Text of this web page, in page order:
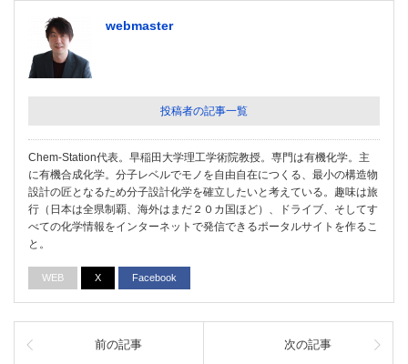
webmaster
投稿者の記事一覧
Chem-Station代表。早稲田大学理工学術院教授。専門は有機化学。主
に有機合成化学。分子レベルでモノを自由自在につくる、最小の構造物
設計の匠となるため分子設計化学を確立したいと考えている。趣味は旅
行（日本は全県制覇、海外はまだ２０カ国ほど）、ドライブ、そしてす
べての化学情報をインターネットで発信できるポータルサイトを作るこ
と。
WEB X Facebook
前の記事 次の記事